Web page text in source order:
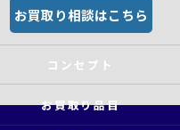
お買取り相談はこちら
コンセプト
お買取り品目